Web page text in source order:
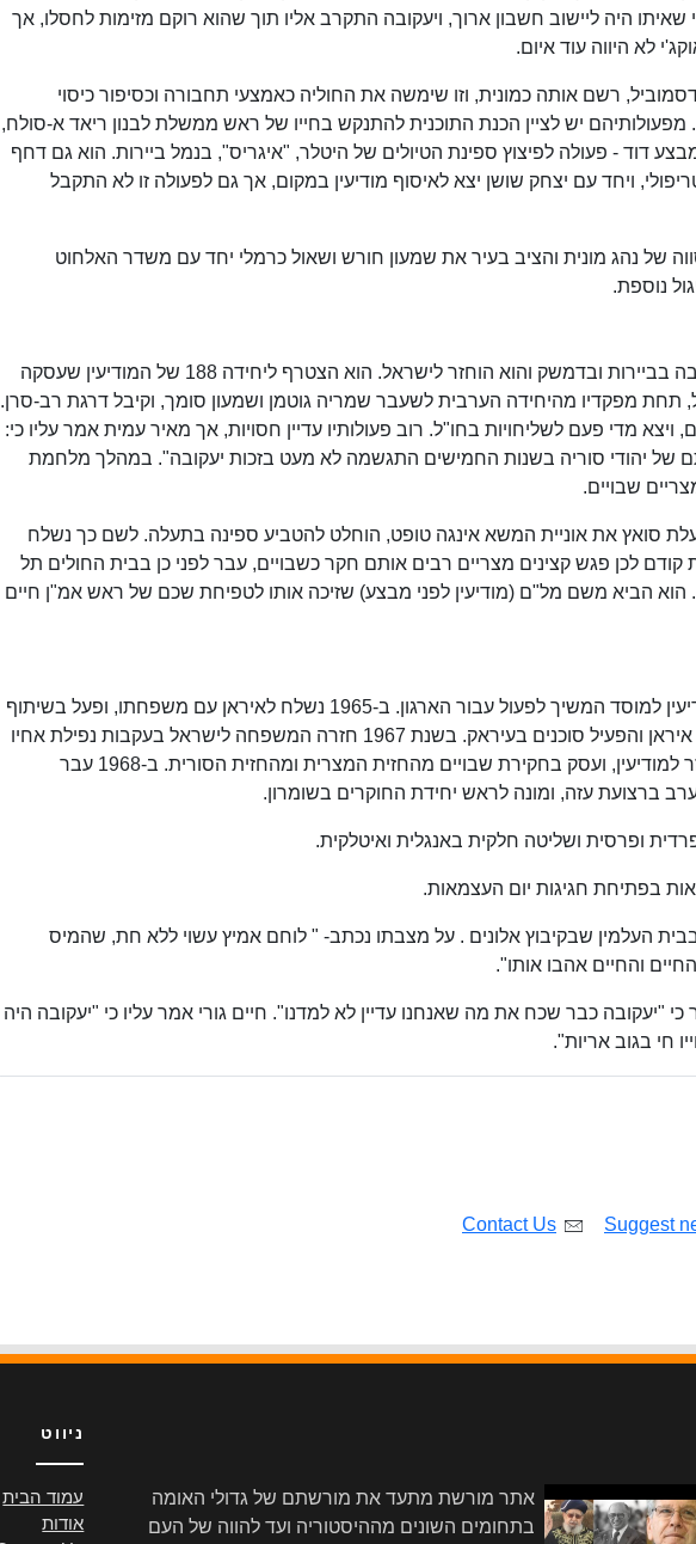
היה ליישוב חשבון ארוך, ויעקובה התקרב אליו תוך שהוא רוקם מזימות לחסלו, אך
לא היווה עוד איום.
רשם אותה כמונית, וזו שימשה את החוליה כאמצעי תחבורה וכסיפור כיסוי
מפעולותיהם יש לציין הכנת התוכנית להתנקש בחייו של ראש ממשלת לבנון ריאד א-סולח,
דוד - פעולה לפיצוץ ספינת הטיולים של היטלר, "איגריס", בנמל ביירות. הוא גם דחף
ויחד עם יצחק שושן יצא לאיסוף מודיעין במקום, אך גם לפעולה זו לא התקבל
של נהג מונית והציב בעיר את שמעון חורש ושאול כרמלי יחד עם משדר האלחוט
נוספת.
ב-1950 הסתיימה שליחותו של יעקובה בביירות ובדמשק והוא הוחזר לישראל. הוא הצטרף ליחידה 188 של המודיעין שעסקה
מפקדיו מהיחידה הערבית לשעבר שמריה גוטמן ושמעון סומך, וקיבל דרגת רב-סרן.
ויצא מדי פעם לשליחויות בחו"ל. רוב פעולותיו עדיין חסויות, אך מאיר עמית אמר עליו כי:
של יהודי סוריה בשנות החמישים התגשמה לא מעט בזכות יעקובה". במהלך מלחמת
בתעלת סואץ את אוניית המשא אינגה טופט, הוחלט להטביע ספינה בתעלה. לשם כך נשלח
לכן פגש קצינים מצריים רבים אותם חקר כשבויים, עבר לפני כן בבית החולים תל
הוא הביא משם מל"ם (מודיעין לפני מבצע) שזיכה אותו לטפיחת שכם של ראש אמ"ן חיים
לאחר מעבר יחידה 188 מאגף המודיעין למוסד המשיך לפעול עבור הארגון. ב-1965 נשלח לאיראן עם משפחתו, ופעל בשיתוף
עם האיראנים במסווה של קצין צבא איראן והפעיל סוכנים בעיראק. בשנת 1967 חזרה המשפחה לישראל בעקבות נפילת אחיו
וגיסו במלחמת ששת הימים. הוא חזר למודיעין, ועסק בחקירת שבויים מהחזית המצרית ומהחזית הסורית. ב-1968 עבר
ברצועת עזה, ומונה לראש יחידת החוקרים בשומרון.
ופרסית ושליטה חלקית באנגלית ואיטלקית.
למנוחות בבית העלמין שבקיבוץ אלונים . על מצבתו נכתב- " לוחם אמיץ עשוי ללא חת, שהמיס
והחיים אהבו אותו".
"יעקובה כבר שכח את מה שאנחנו עדיין לא למדנו". חיים גורי אמר עליו כי "יעקובה היה
חי בגוב אריות".
Suggest
Contact Us
אתר מורשת מתעד את מורשתם של גדולי האומה
בתחומים השונים מההיסטוריה ועד להווה של העם
ניווט
עמוד הבית
אודות